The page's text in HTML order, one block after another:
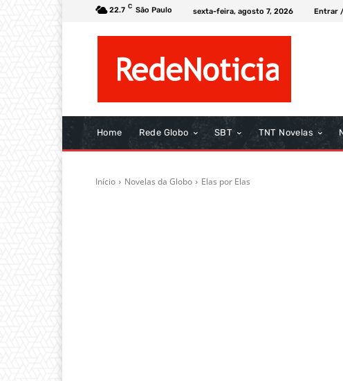
22.7 C São Paulo sexta-feira, agosto 7, 2026 Entrar
Home Rede Globo SBT TNT Novelas
Início Novelas da Globo Elas por Elas